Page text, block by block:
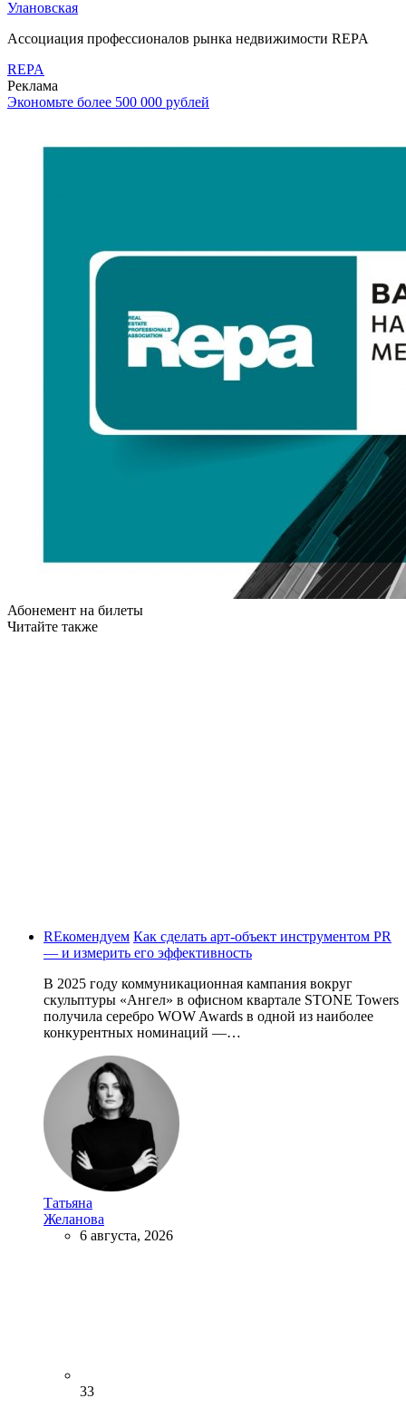
Улановская
Ассоциация профессионалов рынка недвижимости REPA
REPA
Реклама
Экономьте более 500 000 рублей
Абонемент на билеты
Читайте также
REкомендуем Как сделать арт-объект инструментом PR
— и измерить его эффективность
В 2025 году коммуникационная кампания вокруг
скульптуры «Ангел» в офисном квартале STONE Towers
получила серебро WOW Awards в одной из наиболее
конкурентных номинаций —…
Татьяна
Желанова
6 августа, 2026
33